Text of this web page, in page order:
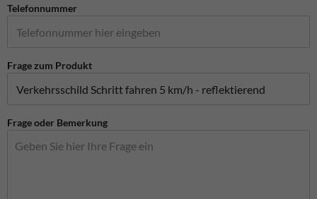
Telefonnummer
Frage zum Produkt
Frage oder Bemerkung